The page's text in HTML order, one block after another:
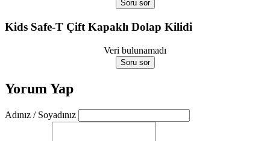
Soru sor
Kids Safe-T Çift Kapaklı Dolap Kilidi
Veri bulunamadı
Soru sor
Yorum Yap
Adınız / Soyadınız